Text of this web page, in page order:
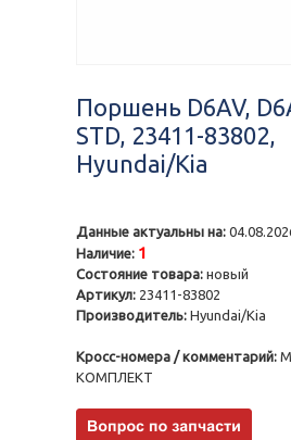
Поршень D6AV,
STD, 23411-83802,
Hyundai/Kia
Данные актуальны на:
Наличие: 1
Состояние товара: новый
Артикул: 23411-83802
Производитель: Hyundai/Kia
Кросс-номера / комментарий:
КОМПЛЕКТ